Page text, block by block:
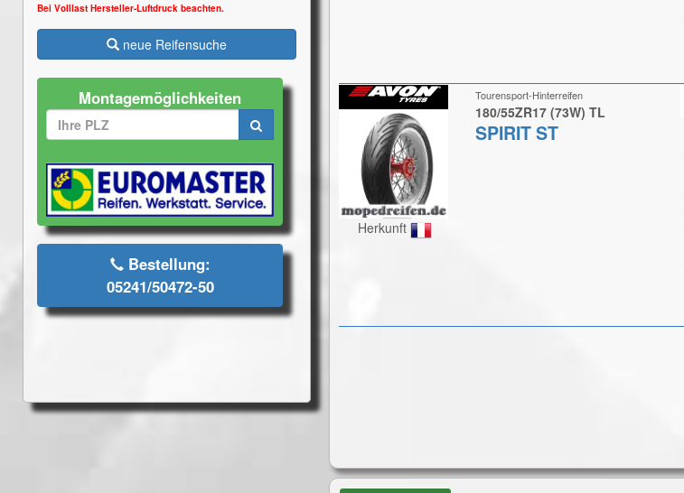
Bei Volllast Hersteller-Luftdruck beachten.
neue Reifensuche
Montagemöglichkeiten
Bestellung:
05241/50472-50
Herkunft
Tourensport-Hinterreifen
180/55ZR17 (73W) TL
SPIRIT ST